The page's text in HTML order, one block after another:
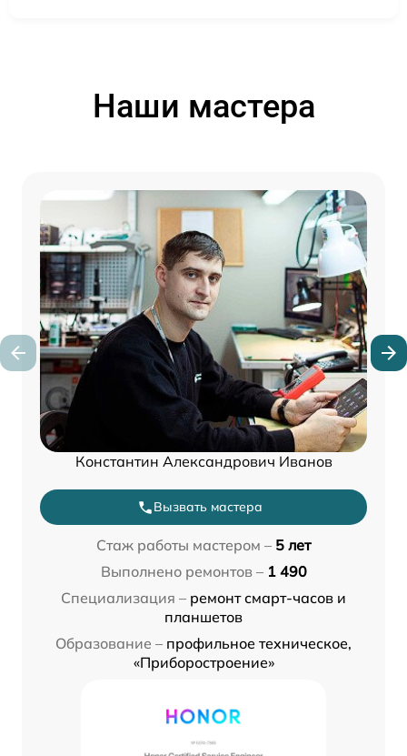
Наши мастера
Константин Александрович Иванов
Вызвать мастера
Стаж работы мастером – 5 лет
Выполнено ремонтов – 1 490
Специализация – ремонт смарт-часов и
планшетов
Образование – профильное техническое,
«Приборостроение»